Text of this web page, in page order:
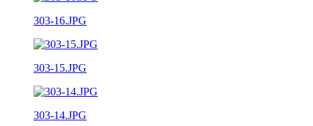
303-16.JPG
303-15.JPG
303-14.JPG